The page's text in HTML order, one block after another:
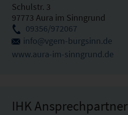
Schulstr. 3
97773 Aura im Sinngrund
09356/972067
info@vgem-burgsinn.de
www.aura-im-sinngrund.de
IHK Ansprechpartner